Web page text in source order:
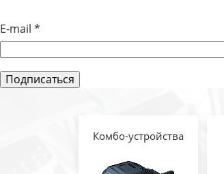
E-mail *
Комбо-устройства